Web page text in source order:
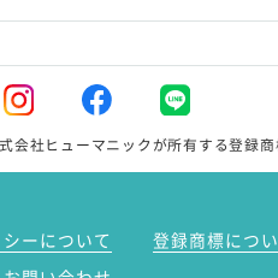
会社ヒューマニックが所有する登録商
ーについて 登録商標につ